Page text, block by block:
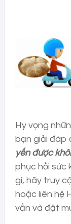
Hy vọng
bạn giải đáp
yến được
phục hồi sức
gì, hãy truy
hoặc liên hệ
vấn và đặt